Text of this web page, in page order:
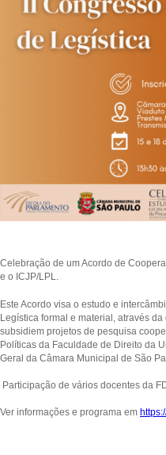
Celebração de um Acordo de
e o ICJP/LPL.
Este Acordo visa o estudo e
Legística formal e material, através
subsidiem projetos de pesquisa
Políticas da Faculdade de Direito da
Geral da Câmara Municipal de São
Participação de vários docentes da
Ver informações e programa em